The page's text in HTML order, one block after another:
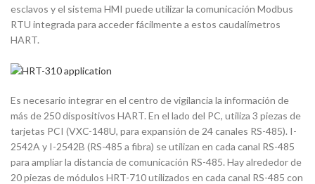
esclavos y el sistema HMI puede utilizar la comunicación Modbus
RTU integrada para acceder fácilmente a estos caudalímetros
HART.
Es necesario integrar en el centro de vigilancia la información de
más de 250 dispositivos HART. En el lado del PC, utiliza 3 piezas de
tarjetas PCI (VXC-148U, para expansión de 24 canales RS-485). I-
2542A y I-2542B (RS-485 a fibra) se utilizan en cada canal RS-485
para ampliar la distancia de comunicación RS-485. Hay alrededor de
20 piezas de módulos HRT-710 utilizados en cada canal RS-485 con